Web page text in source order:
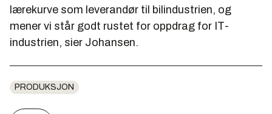
lærekurve som leverandør til bilindustrien, og
mener vi står godt rustet for oppdrag for IT-
industrien, sier Johansen.
PRODUKSJON